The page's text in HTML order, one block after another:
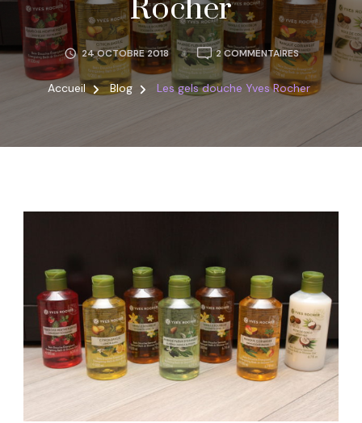
Rocher
24 OCTOBRE 2018 2 COMMENTAIRESSUR
LES
GELS
ROCHER
Accueil Blog Les gels douche Yves Rocher